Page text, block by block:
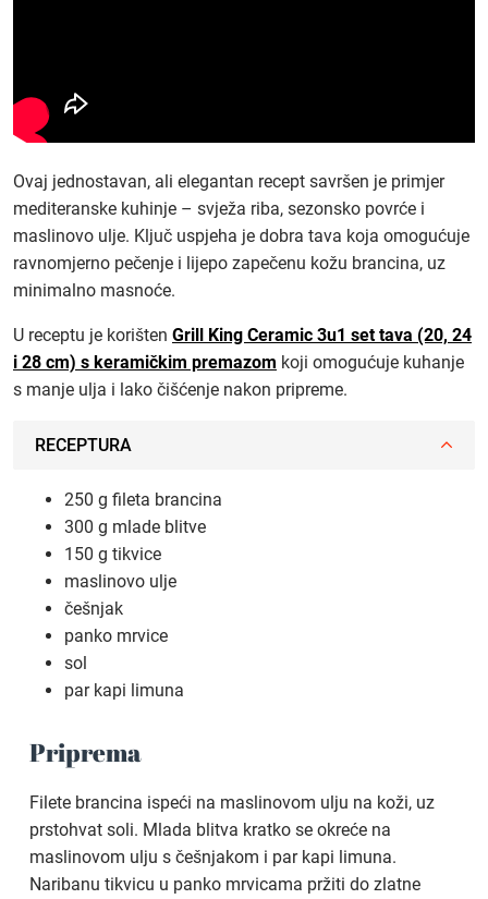
Ovaj jednostavan, ali elegantan recept savršen je primjer
mediteranske kuhinje – svježa riba, sezonsko povrće i
maslinovo ulje. Ključ uspjeha je dobra tava koja omogućuje
ravnomjerno pečenje i lijepo zapečenu kožu brancina, uz
minimalno masnoće.
U receptu je korišten Grill King Ceramic 3u1 set tava (20, 24
i 28 cm) s keramičkim premazom koji omogućuje kuhanje
s manje ulja i lako čišćenje nakon pripreme.
RECEPTURA
250 g fileta brancina
300 g mlade blitve
150 g tikvice
maslinovo ulje
češnjak
panko mrvice
sol
par kapi limuna
Priprema
Filete brancina ispeći na maslinovom ulju na koži, uz
prstohvat soli. Mlada blitva kratko se okreće na
maslinovom ulju s češnjakom i par kapi limuna.
Naribanu tikvicu u panko mrvicama pržiti do zlatne